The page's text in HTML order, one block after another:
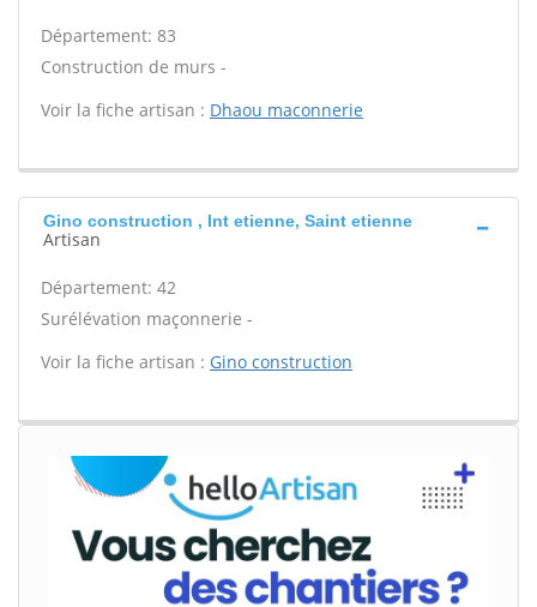
Département: 83
Construction de murs -
Voir la fiche artisan : Dhaou maconnerie
Gino construction , Int etienne, Saint etienne
Artisan
Département: 42
Surélévation maçonnerie -
Voir la fiche artisan : Gino construction